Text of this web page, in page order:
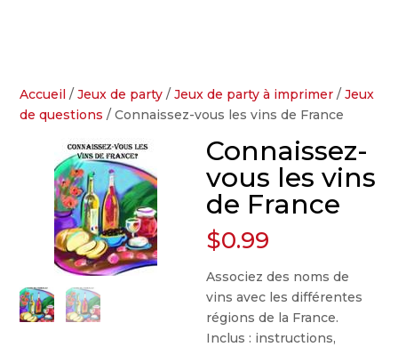
Accueil /Jeux de party /Jeux de party à imprimer /Jeux
de questions / Connaissez-vous les vins de France
Connaissez-
vous les vins
de France
$0.99
Associez des noms de
vins avec les différentes
régions de la France.
Inclus : instructions,